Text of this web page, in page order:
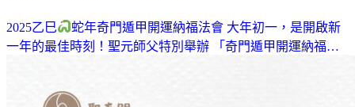
2025乙巳
蛇年奇門遁甲開運納福法會 大年初一，是開啟新
一年的最佳時刻！聖元師父特別舉辦 「奇門遁甲開運納福…